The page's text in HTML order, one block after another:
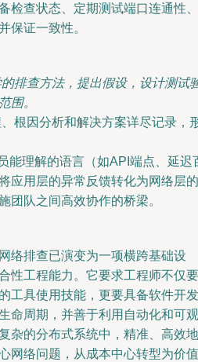
检查状态、定期测试端口连通性、
保证一致性。
排查方法，提出假设，设计测试
围。
根因分析和解决方案详尽记录，
能理解的语言（如API端点、延迟
应用层的异常反馈转化为网络层的
团队之间高效协作的桥梁。
络排查已演变为一项横跨基础设
性工程能力。它要求工程师不仅要
工具使用技能，更要具备软件开发
命周期，并善于利用自动化和可观
杂的分布式系统中，精准、高效地
网络问题，从成本中心转型为价值